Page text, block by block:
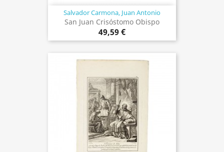
Salvador Carmona, Juan Antonio
San Juan Crisóstomo Obispo
49,59 €